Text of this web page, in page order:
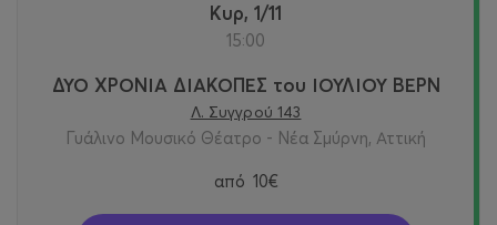
Κυρ, 1/11
15:00
ΔΥΟ ΧΡΟΝΙΑ ΔΙΑΚΟΠΕΣ του ΙΟΥΛΙΟΥ ΒΕΡΝ
Λ. Συγγρού 143
Γυάλινο Μουσικό Θέατρο - Νέα Σμύρνη, Αττική
από 10€